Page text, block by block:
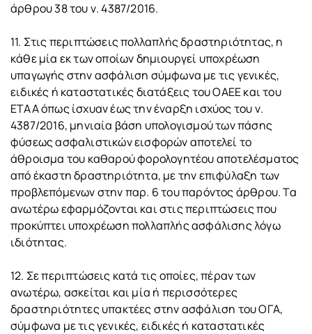
άρθρου 38 του ν. 4387/2016.
11. Στις περιπτώσεις πολλαπλής δραστηριότητας, η
κάθε μία εκ των οποίων δημιουργεί υποχρέωση
υπαγωγής στην ασφάλιση σύμφωνα με τις γενικές,
ειδικές ή καταστατικές διατάξεις του ΟΑΕΕ και του
ΕΤΑΑ όπως ίσχυαν έως την έναρξη ισχύος του ν.
4387/2016, μηνιαία βάση υπολογισμού των πάσης
φύσεως ασφαλιστικών εισφορών αποτελεί το
άθροισμα του καθαρού φορολογητέου αποτελέσματος
από έκαστη δραστηριότητα, με την επιφύλαξη των
προβλεπόμενων στην παρ. 6 του παρόντος άρθρου. Τα
ανωτέρω εφαρμόζονται και στις περιπτώσεις που
προκύπτει υποχρέωση πολλαπλής ασφάλισης λόγω
ιδιότητας.
12. Σε περιπτώσεις κατά τις οποίες, πέραν των
ανωτέρω, ασκείται και μία ή περισσότερες
δραστηριότητες υπακτέες στην ασφάλιση του ΟΓΑ,
σύμφωνα με τις γενικές, ειδικές ή καταστατικές